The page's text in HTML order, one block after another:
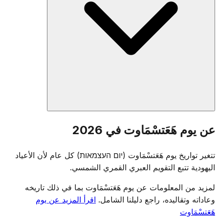
عند المغيب في يوم هزيكارون، تُقام مراسم على جبل هرتسل
تُعلن الانتقال. تُطفأ شعلات الذكرى التذكارية ويبدأ الاحتفال — من
الحداد إلى الفرح في أمسية واحدة، تأكيداً على الثمن المدفوع من
أجل الاستقلال.
عن يوم هَعَتسْمَاوت في 2026
تتغير تواريخ يوم هَعَتسْمَاوت (יום העצמאות) كل عام لأن الأعياد
اليهودية تتبع التقويم العبري القمري الشمسي.
لمزيد من المعلومات عن يوم هَعَتسْمَاوت بما في ذلك تاريخه
وعاداته وتقاليده، راجع دليلنا الشامل. اقرأ المزيد عن يوم
هَعَتسْمَاوت